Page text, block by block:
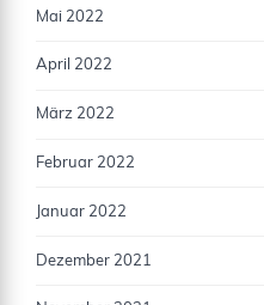
Mai 2022
April 2022
März 2022
Februar 2022
Januar 2022
Dezember 2021